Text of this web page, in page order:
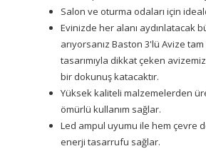
Salon ve oturma odaları için
Evinizde her alanı aydınlatacak
arıyorsanız Baston 3'lü Avize
tasarımıyla dikkat çeken
bir dokunuş katacaktır.
Yüksek kaliteli malzemelerden
ömürlü kullanım sağlar.
Led ampul uyumu ile hem çevre
enerji tasarrufu sağlar.